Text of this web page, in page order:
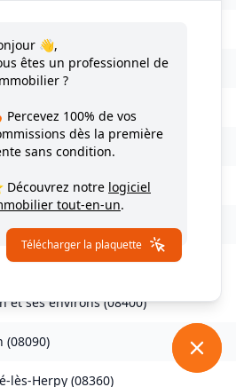
( 08450)
Elaire(08160)
(08400
Chéhéry(08250)
et ses environs(08390)
et ses environs(08400)
(08090)
lès-Herpy (08360)
👋,
êtes un professionnel de
?
Percevez 100% de vos
dès la première
sans condition.
Découvrez notre logiciel
tout-en-un.
Télécharger la plaquette